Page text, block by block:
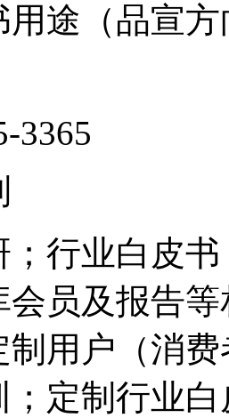
用途（品宣
3365
；行业白皮
会员及报告
制用户（消
；定制行业